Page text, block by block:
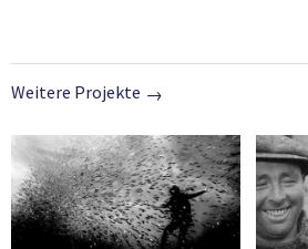
Weitere Projekte